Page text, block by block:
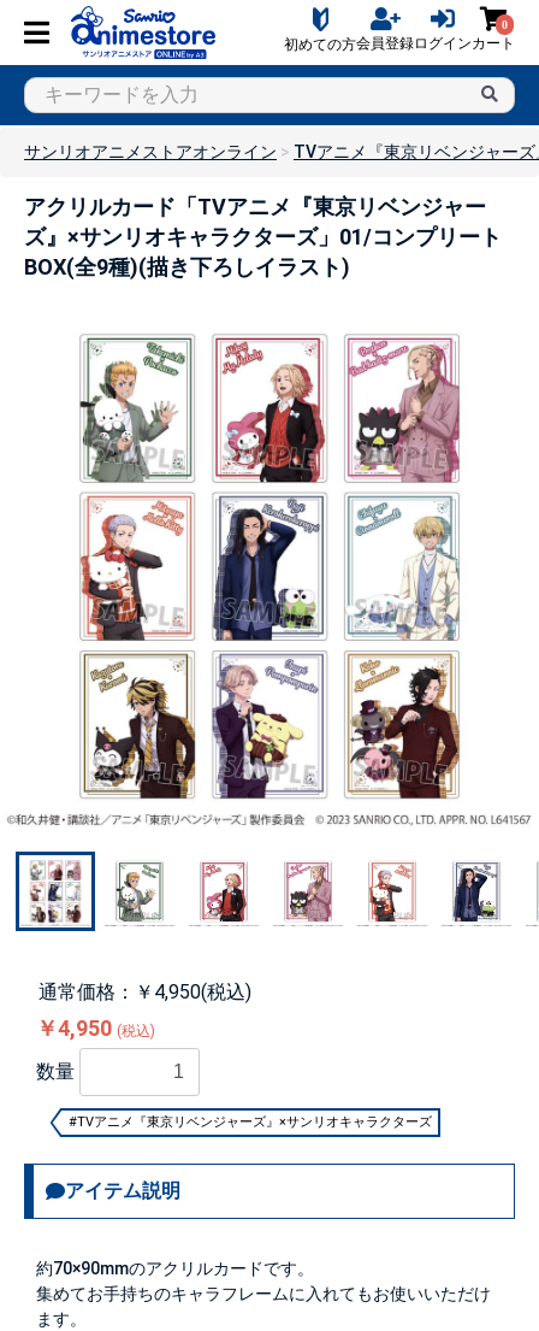
初めての方会員登録ログイン
0
カート
サンリオアニメストアオンライン TVアニメ『東京リベンジャー
アクリルカード「TVアニメ『東京リベンジャー
ズ』×サンリオキャラクターズ」01/コンプリート
BOX(全9種)(描き下ろしイラスト)
通常価格：￥4,950(税込)
￥4,950 (税込)
数量
#TVアニメ『東京リベンジャーズ』×サンリオキャラクターズ
アイテム説明
約70×90mmのアクリルカードです。
集めてお手持ちのキャラフレームに入れてもお使いいただけ
ます。